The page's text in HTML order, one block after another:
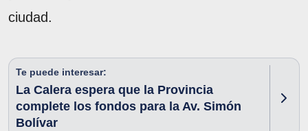
ciudad.
Te puede interesar:
La Calera espera que la Provincia
complete los fondos para la Av. Simón
Bolívar